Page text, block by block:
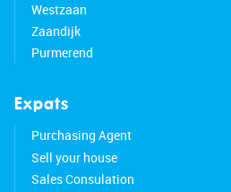
Westzaan
Zaandijk
Purmerend
Expats
Purchasing Agent
Sell your house
Sales Consulation